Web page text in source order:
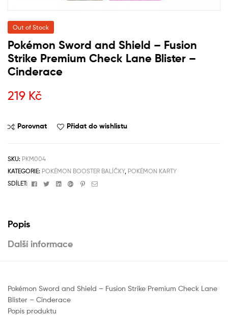
Out of Stock
Pokémon Sword and Shield – Fusion
Strike Premium Check Lane Blister –
Cinderace
219 Kč
Porovnat Přidat do wishlistu
SKU: PKM004
KATEGORIE: POKÉMON BOOSTER BALÍČKY, POKÉMON KARTY
SDÍLET:
FacebookTwitterLinkedinGoogle+Pinterest
Email
Popis
Další informace
Pokémon Sword and Shield – Fusion Strike Premium Check Lane
Blister – Cinderace
Popis produktu